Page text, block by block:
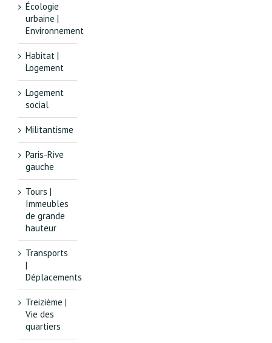
Écologie
urbaine |
Environnement
Habitat |
Logement
Logement
social
Militantisme
Paris-Rive
gauche
Tours |
Immeubles
de grande
hauteur
Transports
|
Déplacements
Treizième |
Vie des
quartiers